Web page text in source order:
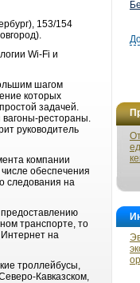
153/154
Wi-Fi и
шагом
которых
задачей.
вагоны-рестораны.
руководитель
компании
обеспечения
следования на
транспорте, то
на
троллейбусы,
Кавказском,